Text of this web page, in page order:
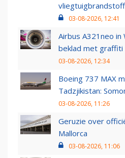
03-08-2026, 12:41
Airbus A321neo
beklad met graffiti
03-08-2026, 12:34
Boeing 737 MAX
Tadzjikistan:
03-08-2026, 11:26
Geruzie over
Mallorca
03-08-2026, 11:06